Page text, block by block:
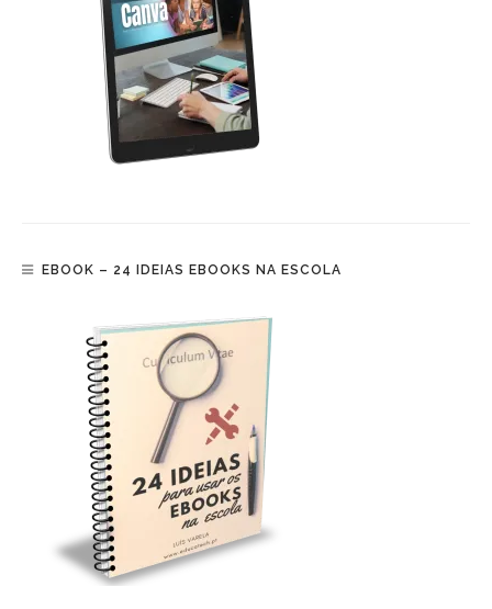
EBOOK – 24 IDEIAS EBOOKS NA ESCOLA